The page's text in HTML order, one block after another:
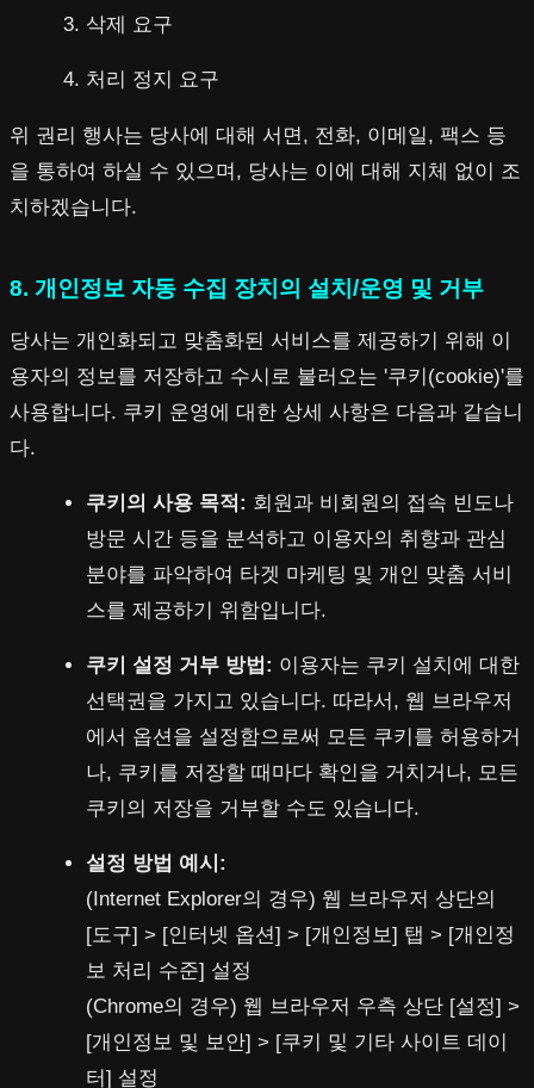
삭제 요구
처리 정지 요구
위 권리 행사는 당사에 대해 서면, 전화, 이메일, 팩스 등
을 통하여 하실 수 있으며, 당사는 이에 대해 지체 없이 조
치하겠습니다.
8. 개인정보 자동 수집 장치의 설치/운영 및 거부
당사는 개인화되고 맞춤화된 서비스를 제공하기 위해 이
용자의 정보를 저장하고 수시로 불러오는 '쿠키(cookie)'를
사용합니다. 쿠키 운영에 대한 상세 사항은 다음과 같습니
다.
쿠키의 사용 목적: 회원과 비회원의 접속 빈도나
방문 시간 등을 분석하고 이용자의 취향과 관심
분야를 파악하여 타겟 마케팅 및 개인 맞춤 서비
스를 제공하기 위함입니다.
쿠키 설정 거부 방법: 이용자는 쿠키 설치에 대한
선택권을 가지고 있습니다. 따라서, 웹 브라우저
에서 옵션을 설정함으로써 모든 쿠키를 허용하거
나, 쿠키를 저장할 때마다 확인을 거치거나, 모든
쿠키의 저장을 거부할 수도 있습니다.
설정 방법 예시:
(Internet Explorer의 경우) 웹 브라우저 상단의
[도구] > [인터넷 옵션] > [개인정보] 탭 > [개인정
보 처리 수준] 설정
(Chrome의 경우) 웹 브라우저 우측 상단 [설정] >
[개인정보 및 보안] > [쿠키 및 기타 사이트 데이
터] 설정